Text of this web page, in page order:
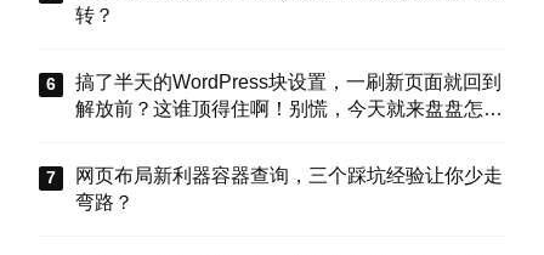
转？
搞了半天的WordPress块设置，一刷新页面就回到
解放前？这谁顶得住啊！别慌，今天就来盘盘怎么
车”。
网页布局新利器容器查询，三个踩坑经验让你少走
弯路？